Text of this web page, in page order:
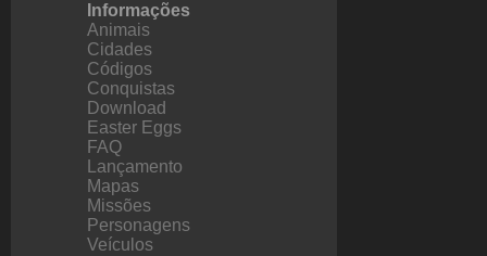
Informações
Animais
Cidades
Códigos
Conquistas
Download
Easter Eggs
FAQ
Lançamento
Mapas
Missões
Personagens
Veículos